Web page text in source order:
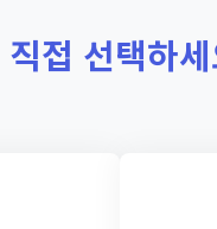
직접 선택하